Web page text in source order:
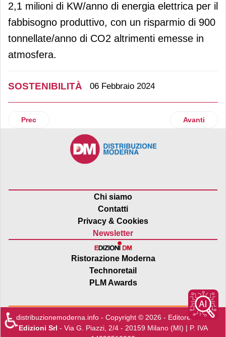
2,1 milioni di KW/anno di energia elettrica per il
fabbisogno produttivo, con un risparmio di 900
tonnellate/anno di CO2 altrimenti emesse in
atmosfera.
SOSTENIBILITÀ 06 Febbraio 2024
Articolo precedente: L’agricoltura aeroponica di
Prec Articolo
Avanti
Chi siamo
Contatti
Privacy & Cookies
Newsletter
Ristorazione Moderna
Technoretail
PLM Awards
distribuzionemoderna.info - Copyright © 2026 - Editore:Edra
Edizioni Srl - Via G. Piazzi, 2/4 - 20159 Milano (MI) | P. IVA